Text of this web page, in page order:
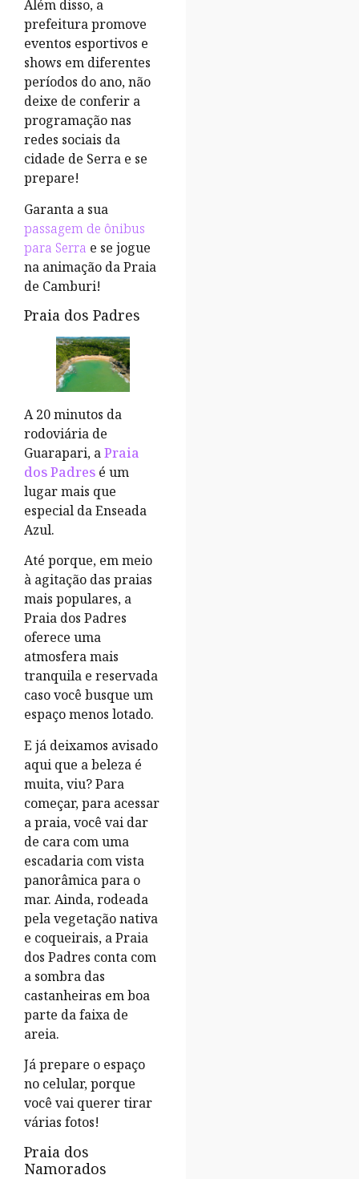
Além disso, a
prefeitura promove
eventos esportivos e
shows em diferentes
períodos do ano, não
deixe de conferir a
programação nas
redes sociais da
cidade de Serra e se
prepare!
Garanta a sua
passagem de ônibus
para Serra e se jogue
na animação da Praia
de Camburi!
Praia dos Padres
A 20 minutos da
rodoviária de
Guarapari, aPraia
dos Padres é um
lugar mais que
especial da Enseada
Azul.
Até porque, em meio
à agitação das praias
mais populares, a
Praia dos Padres
oferece uma
atmosfera mais
tranquila e reservada
caso você busque um
espaço menos lotado.
E já deixamos avisado
aqui que a beleza é
muita, viu? Para
começar, para acessar
a praia, você vai dar
de cara com uma
escadaria com vista
panorâmica para o
mar. Ainda, rodeada
pela vegetação nativa
e coqueirais, a Praia
dos Padres conta com
a sombra das
castanheiras em boa
parte da faixa de
areia.
Já prepare o espaço
no celular, porque
você vai querer tirar
várias fotos!
Praia dos
Namorados